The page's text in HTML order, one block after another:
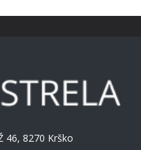
46, 8270 Krško